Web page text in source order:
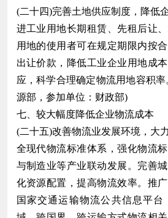
(二十四)完善土地供应制度，降低
进工业用地长期租赁、先租后让
用地的使用者可在规定期限内按
出让价款，降低工业企业用地成
应，科学合理确定物流用地容积
源部，参加单位：财政部)
七、较大幅度降低企业物流成本
(二十五)改善物流业发展环境，大
全现代物流标准体系，强化物流
与制造业等产业联动发展。完善
化资源配置，提高物流效率。推
国家交通运输物流公共信息平台